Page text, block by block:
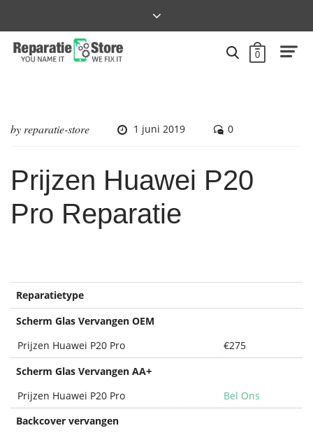
0
by reparatie-store 1 juni 2019 0
Prijzen Huawei P20
Pro Reparatie
Reparatietype
Scherm Glas Vervangen OEM
Prijzen Huawei P20 Pro
€275
Scherm Glas Vervangen AA+
Prijzen Huawei P20 Pro
Bel Ons
Backcover vervangen